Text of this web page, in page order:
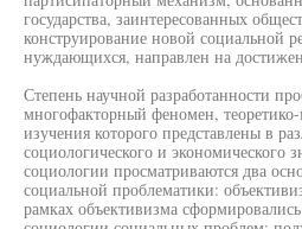
государства, заинтересованных
конструирование новой социальной
нуждающихся, направлен на
Степень научной разработанности
многофакторный феномен,
изучения которого представлены в
социологического и экономического
социологии просматриваются два
социальной проблематики:
рамках объективизма